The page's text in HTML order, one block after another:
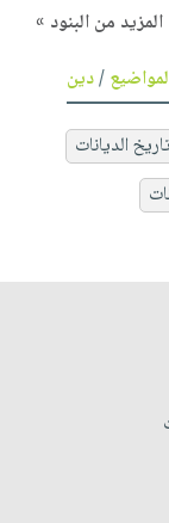
المزيد من البنود »
/دين
الديانات